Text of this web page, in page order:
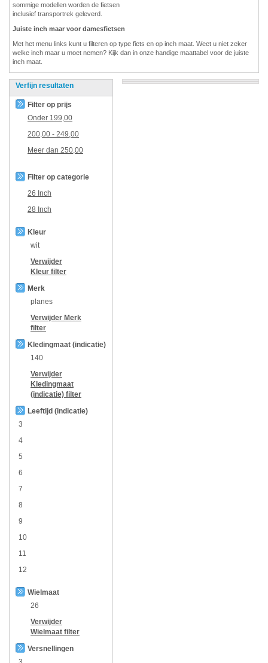
sommige modellen worden de fietsen
inclusief transportrek geleverd.
Juiste inch maar voor damesfietsen
Met het menu links kunt u filteren op type fiets en op inch maat. Weet u niet zeker
welke inch maar u moet nemen? Kijk dan in onze handige maattabel voor de juiste
inch maat.
Verfijn resultaten
Filter op prijs
Onder 199,00
200,00 - 249,00
Meer dan 250,00
Filter op categorie
26 Inch
28 Inch
Kleur
wit
Verwijder
Kleur filter
Merk
planes
Verwijder Merk
filter
Kledingmaat (indicatie)
140
Verwijder
Kledingmaat
(indicatie) filter
Leeftijd (indicatie)
3
4
5
6
7
8
9
10
11
12
Wielmaat
26
Verwijder
Wielmaat filter
Versnellingen